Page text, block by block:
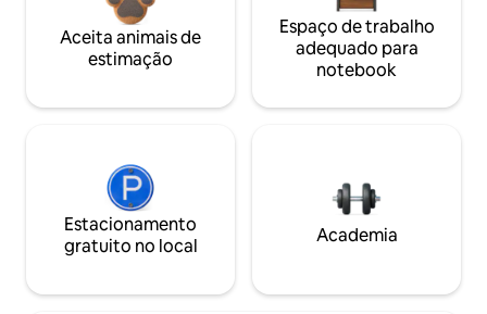
Aceita animais de
estimação
Espaço de trabalho
adequado para
notebook
Estacionamento
gratuito no local
Academia